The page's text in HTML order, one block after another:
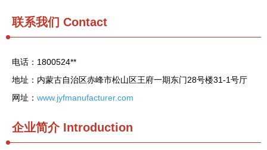
联系我们 Contact
电话：1800524**
地址：内蒙古自治区赤峰市松山区王府一期东门28号楼31-1号厅
网址： www.jyfmanufacturer.com
企业简介Introduction